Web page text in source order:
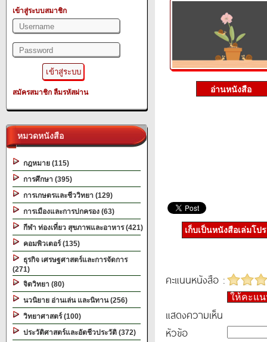
เข้าสู่ระบบสมาชิก
สมัครสมาชิก ลืมรหัสผ่าน
หมวดหนังสือ
กฎหมาย (115)
การศึกษา (395)
การเกษตรและชีววิทยา (129)
การเมืองและการปกครอง (63)
กีฬา ท่องเที่ยว สุขภาพและอาหาร (421)
คอมพิวเตอร์ (135)
ธุรกิจ เศรษฐศาสตร์และการจัดการ
(271)
จิตวิทยา (80)
นวนิยาย อ่านเล่น และนิทาน (256)
วิทยาศาสตร์ (100)
ประวัติศาสตร์และอัตชีวประวัติ (372)
เก็บเป็นหนังสือเล่มโป
คะแนนหนังสือ :
ให้คะแ
แสดงความเห็น
หัวข้อ